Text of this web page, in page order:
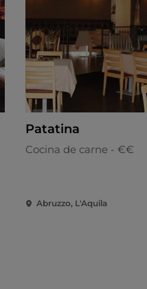
Patatina
Cocina de carne - €€
Abruzzo, L'Aquila